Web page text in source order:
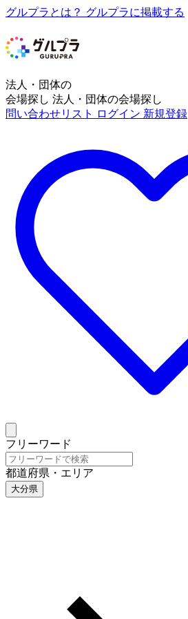
グルプラとは？ グルプラに掲載する
法人・団体の
会場探し 法人・団体の会場探し
問い合わせリスト
ログイン 新規登録
フリーワード
都道府県・エリア
大分県